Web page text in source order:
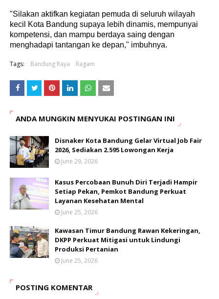
"Silakan aktifkan kegiatan pemuda di seluruh wilayah
kecil Kota Bandung supaya lebih dinamis, mempunyai
kompetensi, dan mampu berdaya saing dengan
menghadapi tantangan ke depan," imbuhnya.
Tags: Bandung Raya Ragam
ANDA MUNGKIN MENYUKAI POSTINGAN INI
Disnaker Kota Bandung Gelar Virtual Job Fair
2026, Sediakan 2.595 Lowongan Kerja
June 29, 2026
Kasus Percobaan Bunuh Diri Terjadi Hampir
Setiap Pekan, Pemkot Bandung Perkuat
Layanan Kesehatan Mental
June 25, 2026
Kawasan Timur Bandung Rawan Kekeringan,
DKPP Perkuat Mitigasi untuk Lindungi
Produksi Pertanian
June 25, 2026
POSTING KOMENTAR